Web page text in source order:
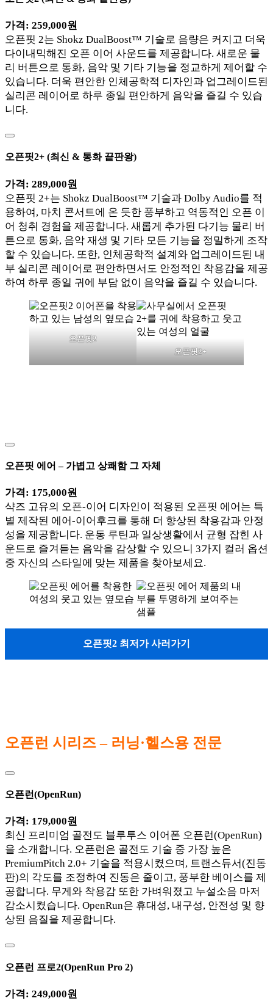
가격: 259,000원
오픈핏 2는 Shokz DualBoost™ 기술로 음량은 커지고 더욱
다이내믹해진 오픈 이어 사운드를 제공합니다. 새로운 물
리 버튼으로 통화, 음악 및 기타 기능을 정교하게 제어할 수
있습니다. 더욱 편안한 인체공학적 디자인과 업그레이드된
실리콘 레이어로 하루 종일 편안하게 음악을 즐길 수 있습
니다.
오픈핏2+ (최신 & 통화 끝판왕)
가격: 289,000원
오픈핏 2+는 Shokz DualBoost™ 기술과 Dolby Audio를 적
용하여, 마치 콘서트에 온 듯한 풍부하고 역동적인 오픈 이
어 청취 경험을 제공합니다. 새롭게 추가된 다기능 물리 버
튼으로 통화, 음악 재생 및 기타 모든 기능을 정밀하게 조작
할 수 있습니다. 또한, 인체공학적 설계와 업그레이드된 내
부 실리콘 레이어로 편안하면서도 안정적인 착용감을 제공
하여 하루 종일 귀에 부담 없이 음악을 즐길 수 있습니다.
오픈핏2
오픈핏2+
오픈핏 에어 – 가볍고 상쾌함 그 자체
가격: 175,000원
샥즈 고유의 오픈-이어 디자인이 적용된 오픈핏 에어는 특
별 제작된 에어-이어후크를 통해 더 향상된 착용감과 안정
성을 제공합니다. 운동 루틴과 일상생활에서 균형 잡힌 사
운드로 즐겨듣는 음악을 감상할 수 있으니 3가지 컬러 옵션
중 자신의 스타일에 맞는 제품을 찾아보세요.
오픈핏2 최저가 사러가기
오픈런 시리즈 – 러닝·헬스용 전문
오픈런(OpenRun)
가격: 179,000원
최신 프리미엄 골전도 블루투스 이어폰 오픈런(OpenRun)
을 소개합니다. 오픈런은 골전도 기술 중 가장 높은
PremiumPitch 2.0+ 기술을 적용시켰으며, 트랜스듀서(진동
판)의 각도를 조정하여 진동은 줄이고, 풍부한 베이스를 제
공합니다. 무게와 착용감 또한 가벼워졌고 누설소음 마저
감소시켰습니다. OpenRun은 휴대성, 내구성, 안전성 및 향
상된 음질을 제공합니다.
오픈런 프로2(OpenRun Pro 2)
가격: 249,000원